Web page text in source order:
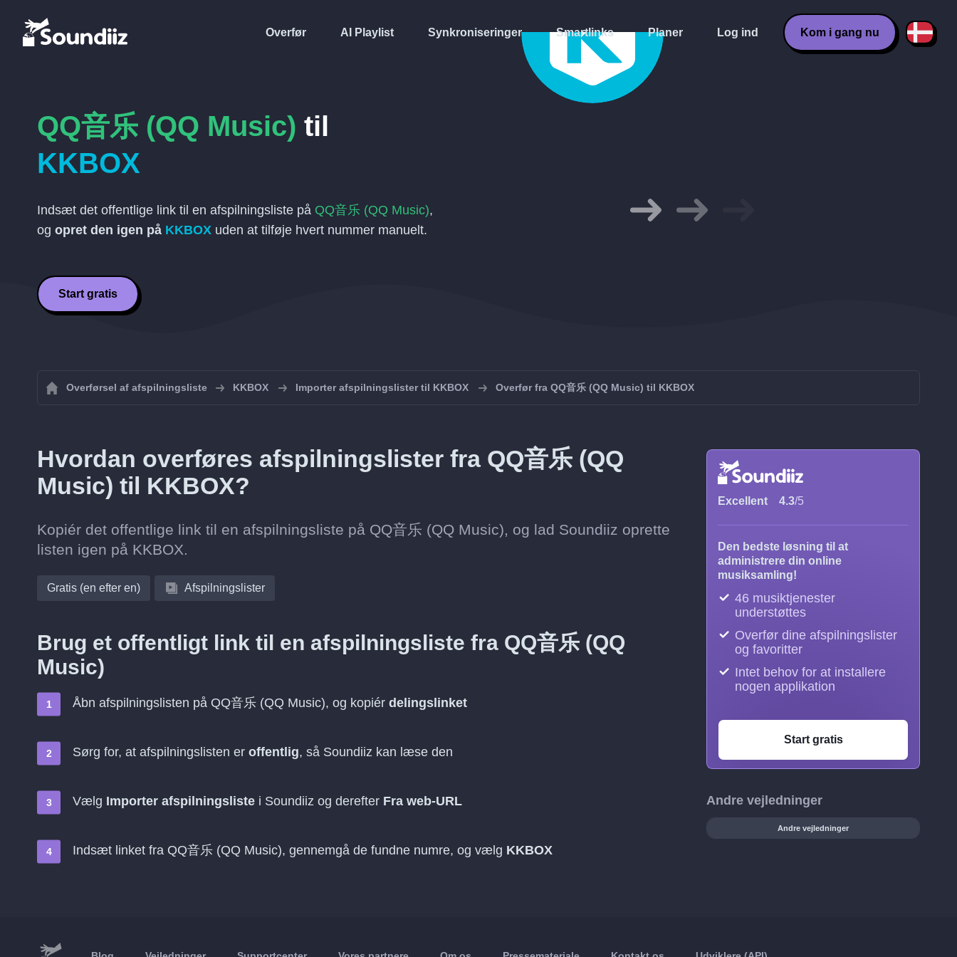
Overfør AI Playlist Synkroniseringer Smartlinks Planer Log ind Kom i gang nu
QQ音乐 (QQ Music) til
KKBOX
Indsæt det offentlige link til en afspilningsliste på QQ音乐 (QQ Music),
og opret den igen på KKBOX uden at tilføje hvert nummer manuelt.
Start gratis
Overførsel af afspilningsliste KKBOX Importer afspilningslister til KKBOX Overfør fra QQ音乐 (QQ Music) til KKBOX
Hvordan overføres afspilningslister fra QQ音乐 (QQ
Music) til KKBOX?
Kopiér det offentlige link til en afspilningsliste på QQ音乐 (QQ Music), og lad Soundiiz oprette
listen igen på KKBOX.
Gratis (en efter en) Afspilningslister
Brug et offentligt link til en afspilningsliste fra QQ音乐 (QQ
Music)
Åbn afspilningslisten på QQ音乐 (QQ Music), og kopiér delingslinket
Sørg for, at afspilningslisten er offentlig, så Soundiiz kan læse den
Vælg Importer afspilningsliste i Soundiiz og derefter Fra web-URL
Indsæt linket fra QQ音乐 (QQ Music), gennemgå de fundne numre, og vælg KKBOX
Excellent 4.3/5
Den bedste løsning til at
administrere din online
musiksamling!
46 musiktjenester
understøttes
Overfør dine afspilningslister
og favoritter
Intet behov for at installere
nogen applikation
Start gratis
Andre vejledninger
Andre vejledninger